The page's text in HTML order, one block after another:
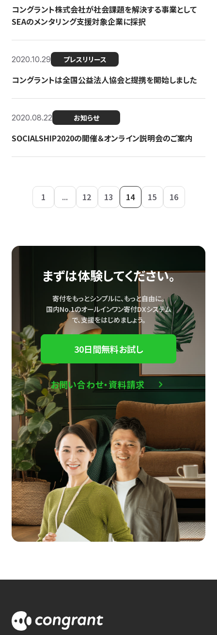
コングラント株式会社が社会課題を解決する事業として
SEAのメンタリング支援対象企業に採択
2020.10.29 プレスリリース
コングラントは全国公益法人協会と提携を開始しました
2020.08.22 お知らせ
SOCIALSHIP2020の開催＆オンライン説明会のご案内
1 ... 12 13 14 15 16
まずは体験してください。
寄付をもっとシンプルに、もっと自由に。
国内No.1のオールインワン寄付DXシステム
で、支援をはじめましょう。
30日間無料お試し
お問い合わせ・資料請求